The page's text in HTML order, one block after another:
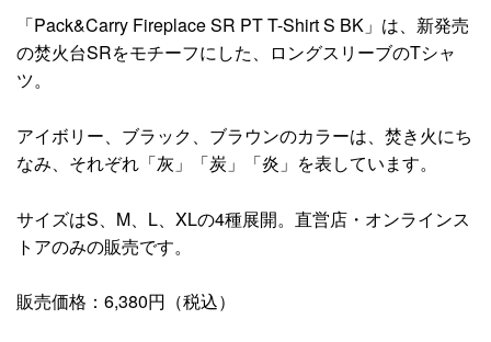
「Pack&Carry Fireplace SR PT T-Shirt S BK」は、新発売
の焚火台SRをモチーフにした、ロングスリーブのTシャ
ツ。
アイボリー、ブラック、ブラウンのカラーは、焚き火にち
なみ、それぞれ「灰」「炭」「炎」を表しています。
サイズはS、M、L、XLの4種展開。直営店・オンラインス
トアのみの販売です。
販売価格：6,380円（税込）